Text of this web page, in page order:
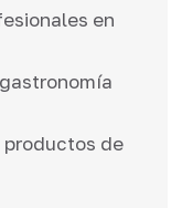
en
productos de